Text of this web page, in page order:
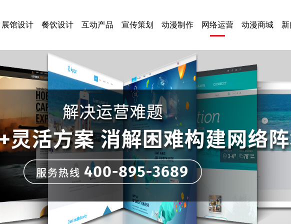
展馆设计 餐饮设计 互动产品 宣传策划 动漫制作 网络运营 动漫商城